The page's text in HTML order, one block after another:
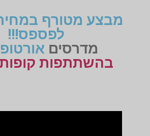
מבצע מטורף
לפספס!!!
מדרסים
בהשתתפות קופות